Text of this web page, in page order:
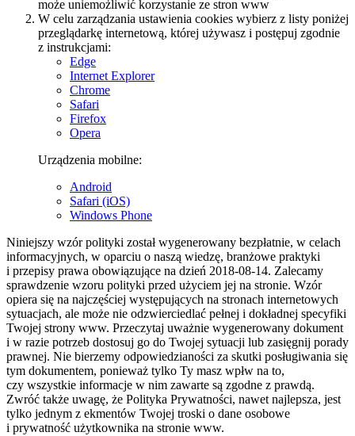
może uniemożliwić korzystanie ze stron www
W celu zarządzania ustawienia cookies wybierz z listy poniżej
przeglądarkę internetową, której używasz i postępuj zgodnie
z instrukcjami:
Edge
Internet Explorer
Chrome
Safari
Firefox
Opera
Urządzenia mobilne:
Android
Safari (iOS)
Windows Phone
Niniejszy wzór polityki został wygenerowany bezpłatnie, w celach
informacyjnych, w oparciu o naszą wiedzę, branżowe praktyki
i przepisy prawa obowiązujące na dzień 2018-08-14. Zalecamy
sprawdzenie wzoru polityki przed użyciem jej na stronie. Wzór
opiera się na najczęściej występujących na stronach internetowych
sytuacjach, ale może nie odzwierciedlać pełnej i dokładnej specyfiki
Twojej strony www. Przeczytaj uważnie wygenerowany dokument
i w razie potrzeb dostosuj go do Twojej sytuacji lub zasięgnij porady
prawnej. Nie bierzemy odpowiedzianości za skutki posługiwania się
tym dokumentem, ponieważ tylko Ty masz wpłw na to,
czy wszystkie informacje w nim zawarte są zgodne z prawdą.
Zwróć także uwagę, że Polityka Prywatności, nawet najlepsza, jest
tylko jednym z ekmentów Twojej troski o dane osobowe
i prywatność użytkownika na stronie www.